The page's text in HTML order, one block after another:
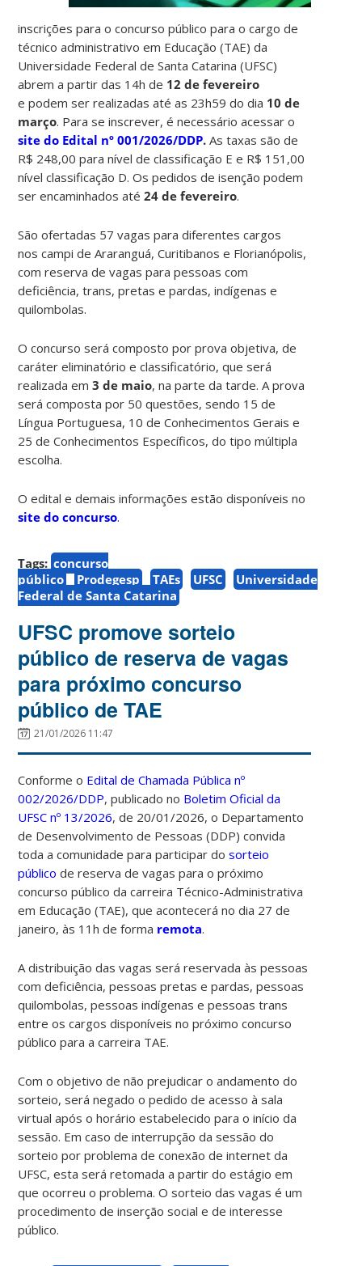
inscrições para o concurso público para o cargo de
técnico administrativo em Educação (TAE) da
Universidade Federal de Santa Catarina (UFSC)
abrem a partir das 14h de 12 de fevereiro
e podem ser realizadas até as 23h59 do dia 10 de
março. Para se inscrever, é necessário acessar o
site do Edital nº 001/2026/DDP.As taxas são de
R$ 248,00 para nível de classificação E e R$ 151,00
nível classificação D. Os pedidos de isenção podem
ser encaminhados até 24 de fevereiro.
São ofertadas 57 vagas para diferentes cargos
noscampi de Araranguá, Curitibanos e Florianópolis,
com reserva de vagas para pessoas com
deficiência, trans, pretas e pardas, indígenas e
quilombolas.
O concurso será composto por prova objetiva, de
caráter eliminatório e classificatório, que será
realizada em3 de maio, na parte da tarde. A prova
será composta por 50 questões, sendo 15 de
Língua Portuguesa, 10 de Conhecimentos Gerais e
25 de Conhecimentos Específicos, do tipo múltipla
escolha.
O edital e demais informações estão disponíveis no
site do concurso.
Tags: concurso
público
Prodegesp TAEs UFSC
Universidade
Federal de Santa Catarina
UFSC promove sorteio
público de reserva de vagas
para próximo concurso
público de TAE
21/01/2026 11:47
Conforme o Edital de Chamada Pública nº
002/2026/DDP, publicado no Boletim Oficial da
UFSC nº 13/2026, de 20/01/2026, o Departamento
de Desenvolvimento de Pessoas (DDP) convida
toda a comunidade para participar dosorteio
público de reserva de vagas para o próximo
concurso público da carreira Técnico-Administrativa
em Educação (TAE), que acontecerá no dia 27 de
janeiro, às 11h de forma remota.
A distribuição das vagas será reservada às pessoas
com deficiência, pessoas pretas e pardas, pessoas
quilombolas, pessoas indígenas e pessoas trans
entre os cargos disponíveis no próximo concurso
público para a carreira TAE.
Com o objetivo de não prejudicar o andamento do
sorteio, será negado o pedido de acesso à sala
virtual após o horário estabelecido para o início da
sessão. Em caso de interrupção da sessão do
sorteio por problema de conexão de internet da
UFSC, esta será retomada a partir do estágio em
que ocorreu o problema. O sorteio das vagas é um
procedimento de inserção social e de interesse
público.